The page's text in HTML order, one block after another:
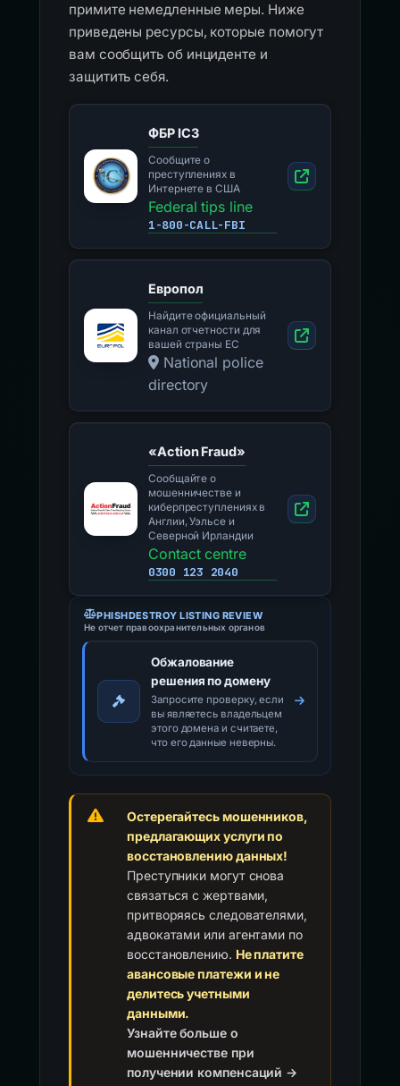
примите немедленные меры. Ниже
приведены ресурсы, которые помогут
вам сообщить об инциденте и
защитить себя.
ФБР IC3
Сообщите о
преступлениях в
Интернете в США
Federal tips line
1-800-CALL-FBI
Европол
Найдите официальный
канал отчетности для
вашей страны ЕС
National police
directory
«Action Fraud»
Сообщайте о
мошенничестве и
киберпреступлениях в
Англии, Уэльсе и
Северной Ирландии
Contact centre
0300 123 2040
PHISHDESTROY LISTING REVIEW
Не отчет правоохранительных органов
Обжалование
решения по домену
Запросите проверку, если
вы являетесь владельцем
этого домена и считаете,
что его данные неверны.
Остерегайтесь мошенников,
предлагающих услуги по
восстановлению данных!
Преступники могут снова
связаться с жертвами,
притворяясь следователями,
адвокатами или агентами по
восстановлению. Не платите
авансовые платежи и не
делитесь учетными
данными.
Узнайте больше о
мошенничестве при
получении компенсаций →